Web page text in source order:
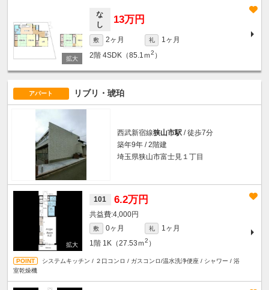
な
し
13万円
敷 2ヶ月 礼
1ヶ月
2階 4SDK（85.1ｍ2 ）
アパート リブリ・琥珀
西武新宿線狭山市駅 / 徒歩7分
築年9年 / 2階建
埼玉県狭山市富士見１丁目
101 6.2万円
4,000円
敷 0ヶ月 礼
1ヶ月
1階 1K（27.53ｍ2 ）
システムキッチン / ２口コンロ / ガスコンロ/温水洗浄便座 / シャワー / 浴
室乾燥機